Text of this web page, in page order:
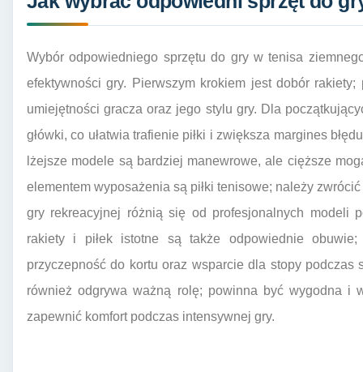
Wybór odpowiedniego sprzętu do gry w tenisa
efektywności gry. Pierwszym krokiem jest dobór
umiejętności gracza oraz jego stylu gry. Dla
główki, co ułatwia trafienie piłki i zwiększa margines
lżejsze modele są bardziej manewrowe, ale cięższe
elementem wyposażenia są piłki tenisowe; należy
gry rekreacyjnej różnią się od profesjonalnych modeli
rakiety i piłek istotne są także odpowiednie
przyczepność do kortu oraz wsparcie dla stopy podczas
również odgrywa ważną rolę; powinna być wygodna i
zapewnić komfort podczas intensywnej gry.